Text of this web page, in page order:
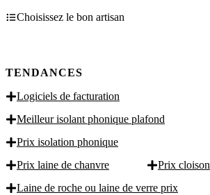
Choisissez le bon artisan
TENDANCES
Logiciels de facturation
Meilleur isolant phonique plafond
Prix isolation phonique
Prix laine de chanvre
Prix cloison
Laine de roche ou laine de verre prix